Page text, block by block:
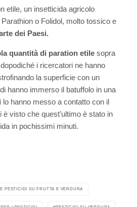
etile, un insetticida agricolo
o Folidol, molto tossico e
dei Paesi.
quantità di paration etile sopra
i ricercatori ne hanno
la superficie con un
hanno immerso il batuffolo in una
hanno messo a contatto con il
visto che quest’ultimo è stato in
in pochissimi minuti.
PESTICIDI SU FRUTTA E VERDURA